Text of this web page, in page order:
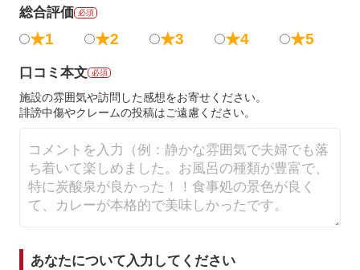
総合評価 必須
★1 ★2 ★3 ★4 ★5
口コミ本文 必須
施設の雰囲気や訪問した感想をお寄せください。
誹謗中傷やクレームの投稿はご遠慮ください。
あなたについて入力してください